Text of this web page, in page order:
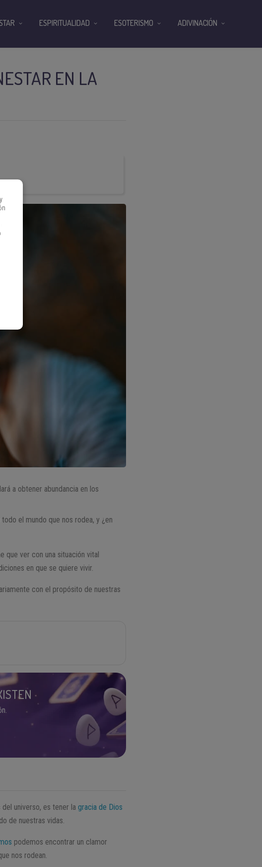
EN LA
a obtener abundancia en los
el mundo que nos rodea, y ¿en
que ver con una situación vital
en que se quiere vivir.
con el propósito de nuestras
universo, es tener lagracia de Dios
de nuestras vidas.
podemos encontrar un clamor
nos rodean.
ESPIRITUALIDAD ESOTERISMO ADIVINACIÓN